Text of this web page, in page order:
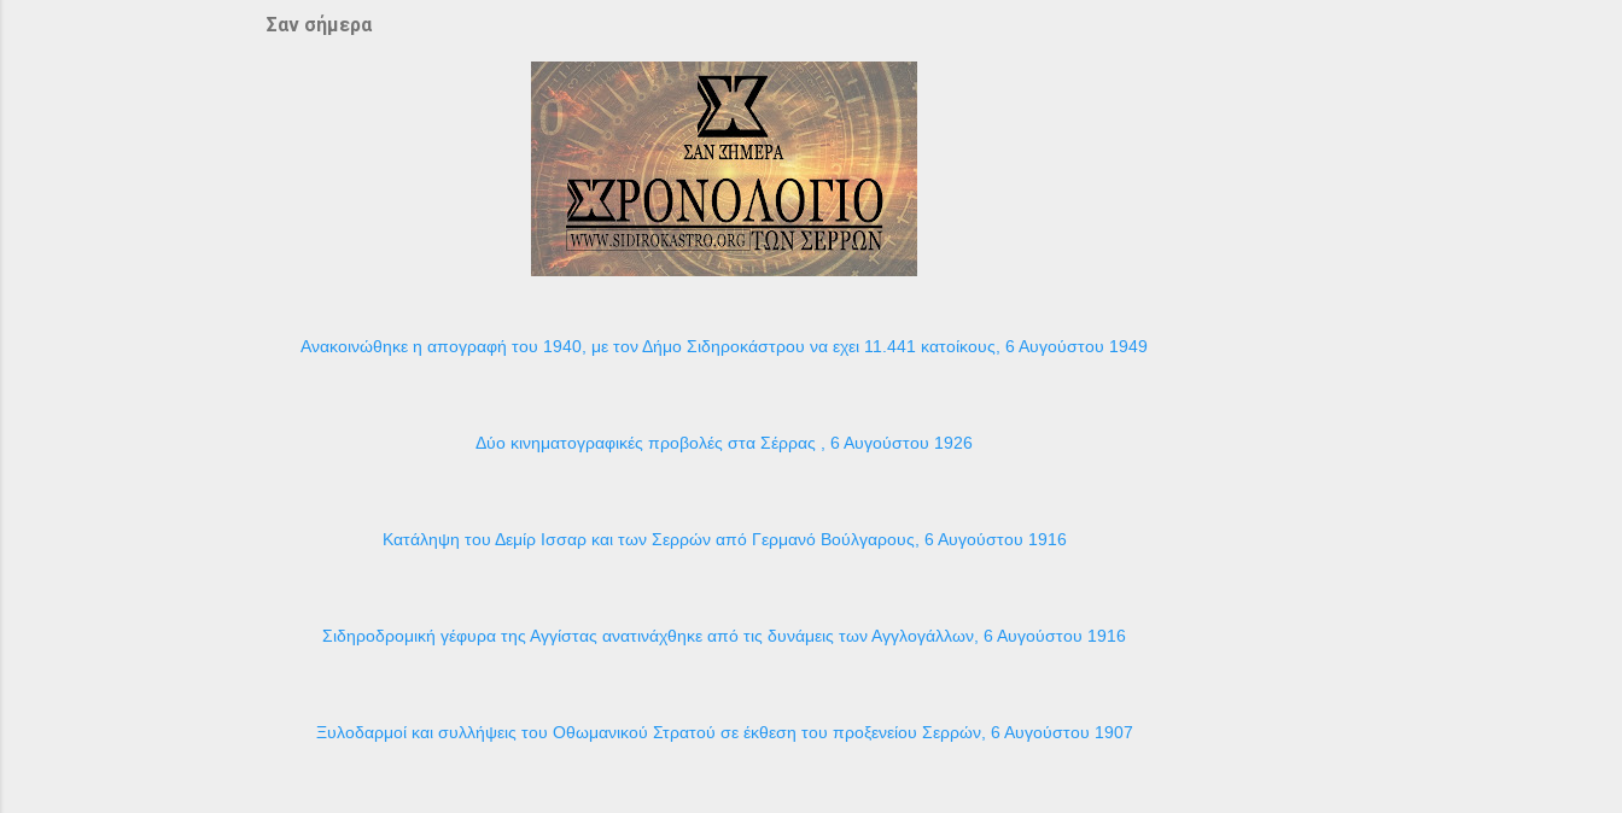
Σαν σήμερα
Ανακοινώθηκε η απογραφή του 1940, με τον Δήμο Σιδηροκάστρου να εχει 11.441 κατοίκους, 6 Αυγούστου 1949
Δύο κινηματογραφικές προβολές στα Σέρρας , 6 Αυγούστου 1926
Κατάληψη του Δεμίρ Ισσαρ και των Σερρών από Γερμανό Βούλγαρους, 6 Αυγούστου 1916
Σιδηροδρομική γέφυρα της Αγγίστας ανατινάχθηκε από τις δυνάμεις των Αγγλογάλλων, 6 Αυγούστου 1916
Ξυλοδαρμοί και συλλήψεις του Οθωμανικού Στρατού σε έκθεση του προξενείου Σερρών, 6 Αυγούστου 1907